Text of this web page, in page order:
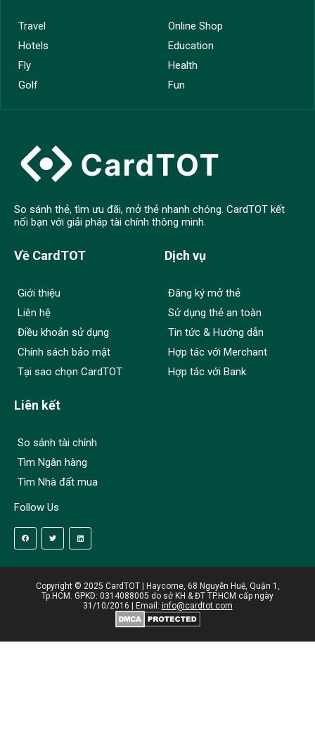
Travel
Hotels
Fly
Golf
Online Shop
Education
Health
Fun
So sánh thẻ, tìm ưu đãi, mở thẻ nhanh chóng. CardTOT kết
nối bạn với giải pháp tài chính thông minh.
Về CardTOT
Giới thiệu
Liên hệ
Điều khoản sử dụng
Chính sách bảo mật
Tại sao chọn CardTOT
Dịch vụ
Đăng ký mở thẻ
Sử dụng thẻ an toàn
Tin tức & Hướng dẫn
Hợp tác với Merchant
Hợp tác với Bank
Liên kết
So sánh tài chính
Tìm Ngân hàng
Tìm Nhà đất mua
Follow Us
Copyright © 2025 CardTOT | Haycome, 68 Nguyễn Huệ, Quận 1,
Tp.HCM. GPKD: 0314088005 do sở KH & ĐT TP.HCM cấp ngày
31/10/2016 | Email: info@cardtot.com